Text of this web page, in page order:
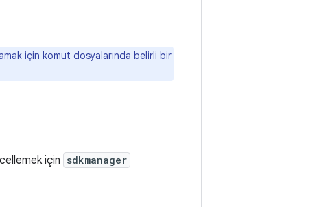
için komut dosyalarında belirli bir
için sdkmanager